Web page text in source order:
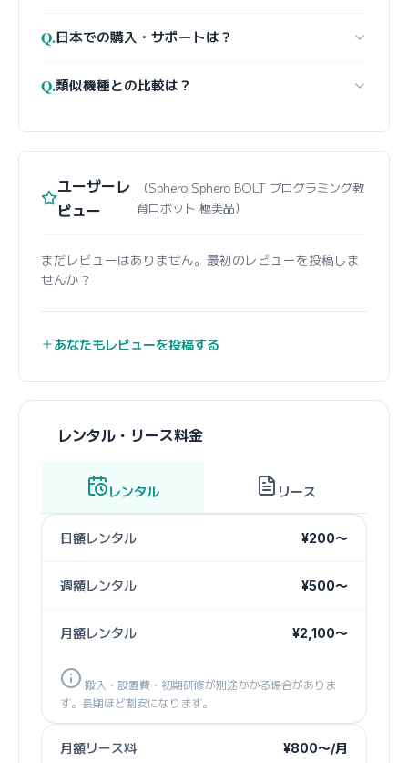
Q.日本での購入・サポートは？
Q.類似機種との比較は？
ユーザーレ
ビュー
（Sphero Sphero BOLT プログラミング教
育ロボット 極美品）
まだレビューはありません。最初のレビューを投稿しま
せんか？
あなたもレビューを投稿する
レンタル・リース料金
レンタル リース
日額レンタル ¥200〜
週額レンタル ¥500〜
月額レンタル ¥2,100〜
搬入・設置費・初期研修が別途かかる場合がありま
す。長期ほど割安になります。
月額リース料 ¥800〜/月